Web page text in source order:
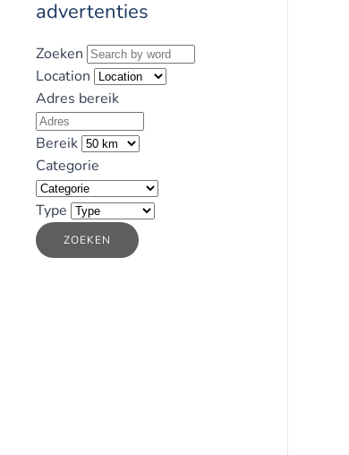
advertenties
Zoeken
Location
Adres bereik
Bereik
Categorie
Type
ZOEKEN